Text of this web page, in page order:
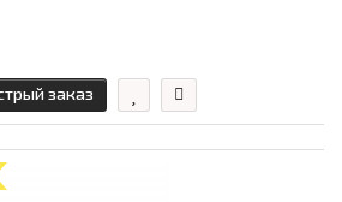
заказ